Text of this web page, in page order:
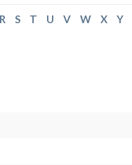
R S T U V W X Y